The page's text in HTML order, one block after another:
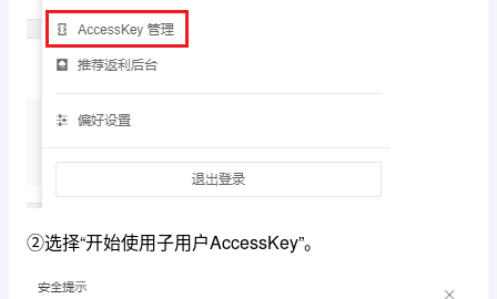
②选择“开始使用子用户AccessKey”。